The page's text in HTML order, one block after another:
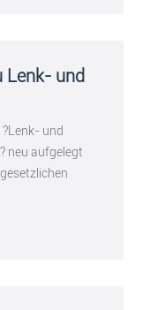
Lenk- und
und
neu aufgelegt